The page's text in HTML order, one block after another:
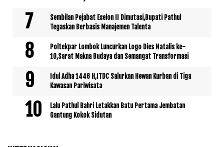
Sembilan Pejabat Eselon II Dimutasi,Bupati Pathul
Tegaskan Berbasis Manajemen Talenta
Poltekpar Lombok Luncurkan Logo Dies Natalis ke-
10,Sarat Makna Budaya dan Semangat Transformasi
Idul Adha 1446 H,ITDC Salurkan Hewan Kurban di Tiga
Kawasan Pariwisata
Lalu Pathul Bahri Letakkan Batu Pertama Jembatan
Gantung Kokok Sidutan